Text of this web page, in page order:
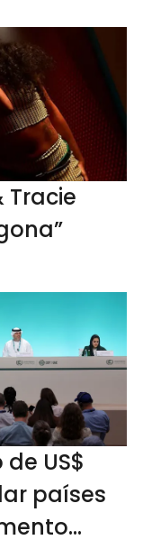
Tracie
US$
países